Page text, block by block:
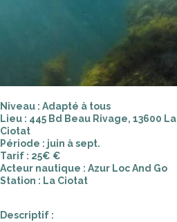
Niveau : Adapté à tous
Lieu : 445 Bd Beau Rivage, 13600 La
Ciotat
Période : juin à sept.
Tarif : 25€ €
Acteur nautique : Azur Loc And Go
Station : La Ciotat
Descriptif :